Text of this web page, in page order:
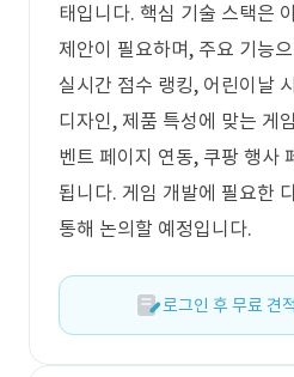
태입니다. 핵심 기술 스택은
제안이 필요하며, 주요 기능
실시간 점수 랭킹, 어린이날
디자인, 제품 특성에 맞는 게
벤트 페이지 연동, 쿠팡 행사
됩니다. 게임 개발에 필요한
통해 논의할 예정입니다.
로그인 후 무료 견